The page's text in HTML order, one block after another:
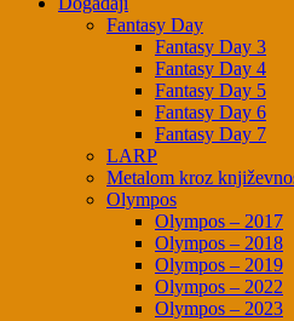
Fantasy Day
Fantasy Day 3
Fantasy Day 4
Fantasy Day 5
Fantasy Day 6
Fantasy Day 7
LARP
Metalom kroz
Olympos
Olympos – 2017
Olympos – 2018
Olympos – 2019
Olympos – 2022
Olympos – 2023